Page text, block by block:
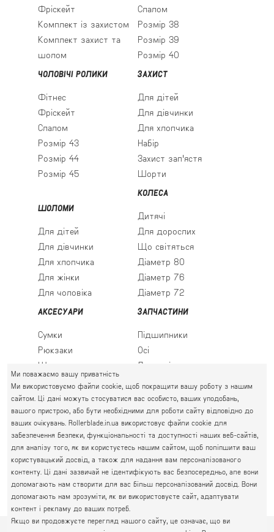
Фріскейт
Комплект із захистом
Комплект захист та
шолом
Слалом
Розмір 38
Розмір 39
Розмір 40
ЧОЛОВІЧІ РОЛИКИ
Фітнес
Фріскейт
Слалом
Розмір 43
Розмір 44
Розмір 45
ЗАХИСТ
Для дітей
Для дівчинки
Для хлопчика
Набір
Захист зап'ястя
Шорти
ШОЛОМИ
Для дітей
Для дівчинки
Для хлопчика
Для жінки
Для чоловіка
КОЛЕСА
Дитячі
Для дорослих
Що світяться
Діаметр 80
Діаметр 76
Діаметр 72
АКСЕСУАРИ
Сумки
Рюкзаки
Шкарпетки
ЗАПЧАСТИНИ
Підшипники
Осі
Льодові леза
ПРАВИЙ БЕРЕГ
Святошин, Житомирська, Академмістечко
М. КИЇВ, ВУЛ. АКАДЕМІКА КРИМСЬКОГО, 4А
ГРАФІК РОБОТИ:
пн.-пт. 10.00 - 19.00
сб.-нд. 10.00 - 17.00
063 777-59-79
067 111-01-47
050 777-16-00
Ми поважаємо вашу приватність
Ми використовуємо файли cookie, щоб покращити вашу роботу з нашим
сайтом. Ці дані можуть стосуватися вас особисто, ваших уподобань,
вашого пристрою, або бути необхідними для роботи сайту відповідно до
ваших очікувань. Rollerblade.in.ua використовує файли cookie для
забезпечення безпеки, функціональності та доступності наших веб-сайтів,
для аналізу того, як ви користуєтесь нашим сайтом, щоб поліпшити ваш
користувацький досвід, а також для надання вам персоналізованого
контенту. Ці дані зазвичай не ідентифікують вас безпосередньо, але вони
допомагають нам створити для вас більш персоналізований досвід. Вони
допомагають нам зрозуміти, як ви використовуєте сайт, адаптувати
контент і рекламу до ваших потреб.
Якщо ви продовжуєте перегляд нашого сайту, це означає, що ви